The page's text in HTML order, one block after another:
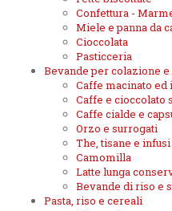
Confettura -
Miele e panna da
Cioccolata
Pasticceria
Bevande per colazione e
Caffe macinato ed
Caffe e cioccolato
Caffe cialde e
Orzo e surrogati
The, tisane e infusi
Camomilla
Latte lunga
Bevande di riso e
Pasta, riso e cereali